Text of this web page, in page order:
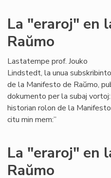
La "eraroj" en
Raŭmo
Lastatempe prof. Jouko
Lindstedt, la unua subskribinto
de la Manifesto de Raŭmo,
dokumento per la subaj
historian rolon de la
citu min mem:”
La "eraroj" en
Raŭmo